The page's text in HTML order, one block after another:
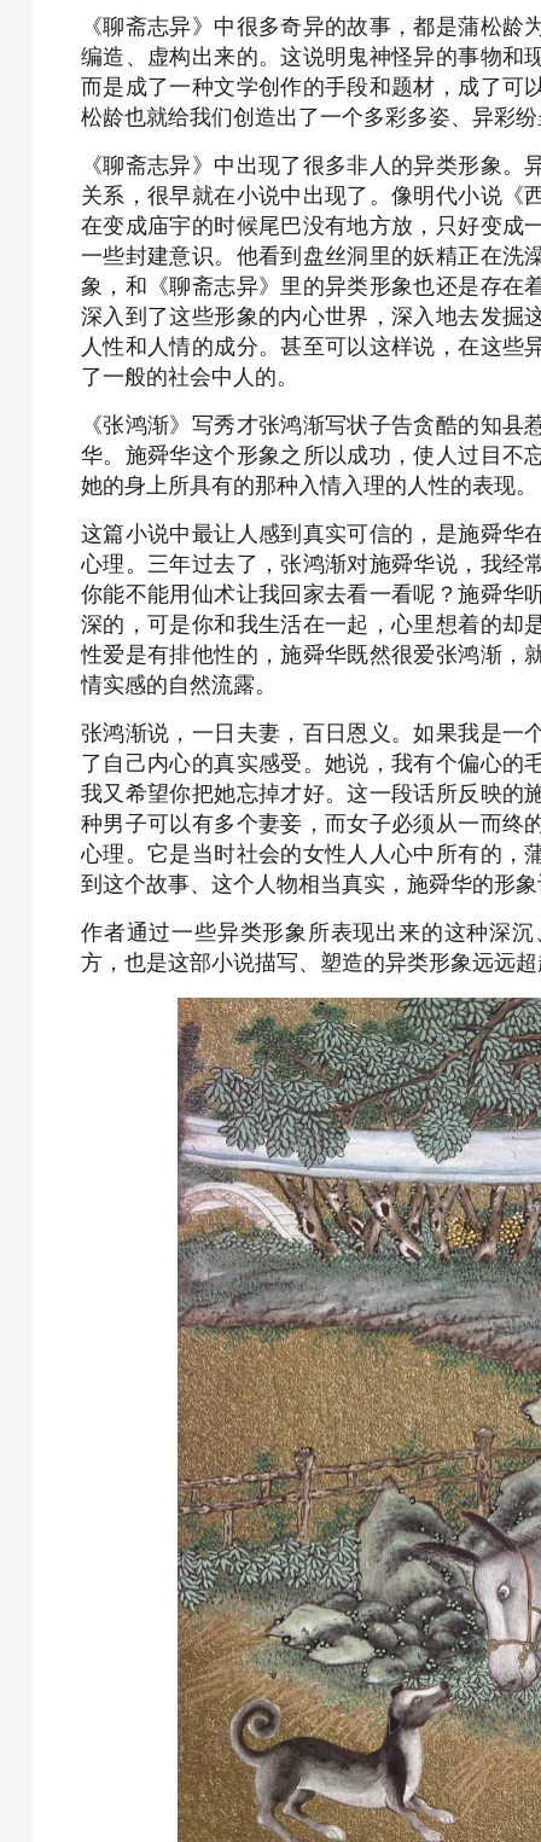
《聊斋志异》中很多奇异的故事，都是蒲松
编造、虚构出来的。这说明鬼神怪异的事物和
而是成了一种文学创作的手段和题材，成了可
松龄也就给我们创造出了一个多彩多姿、异彩
《聊斋志异》中出现了很多非人的异类形象
关系，很早就在小说中出现了。像明代小说《
在变成庙宇的时候尾巴没有地方放，只好变成
一些封建意识。他看到盘丝洞里的妖精正在洗
象，和《聊斋志异》里的异类形象也还是存在
深入到了这些形象的内心世界，深入地去发掘
人性和人情的成分。甚至可以这样说，在这
了一般的社会中人的。
《张鸿渐》写秀才张鸿渐写状子告贪酷的知
华。施舜华这个形象之所以成功，使人过目不
她的身上所具有的那种入情入理的人性的表现。
这篇小说中最让人感到真实可信的，是施舜华
心理。三年过去了，张鸿渐对施舜华说，我经
你能不能用仙术让我回家去看一看呢？施舜华
深的，可是你和我生活在一起，心里想着的却
性爱是有排他性的，施舜华既然很爱张鸿渐，
情实感的自然流露。
张鸿渐说，一日夫妻，百日恩义。如果我是一
了自己内心的真实感受。她说，我有个偏心的
我又希望你把她忘掉才好。这一段话所反映的
种男子可以有多个妻妾，而女子必须从一而终
心理。它是当时社会的女性人人心中所有的，
到这个故事、这个人物相当真实，施舜华的形
作者通过一些异类形象所表现出来的这种深
方，也是这部小说描写、塑造的异类形象远远